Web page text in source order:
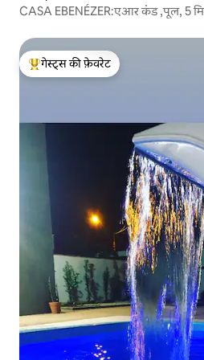
CASA EBENÉZER:एआर कंड ,पूल, 5
गेस्ट्स का टॉप फ़ेवरेट
गेस्ट्स की फ़ेवरेट